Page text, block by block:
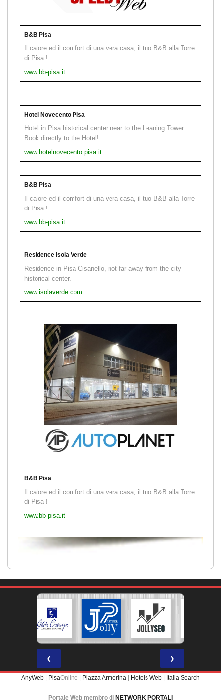
B&B Pisa
Il calore ed il comfort di una vera casa, il tuo B&B alla Torre
di Pisa !
www.bb-pisa.it
Hotel Novecento Pisa
Hotel in Pisa historical center near to the Leaning Tower.
Book directly to the Hotel!
www.hotelnovecento.pisa.it
B&B Pisa
Il calore ed il comfort di una vera casa, il tuo B&B alla Torre
di Pisa !
www.bb-pisa.it
Residence Isola Verde
Residence in Pisa Cisanello, not far away from the city
historical center.
www.isolaverde.com
B&B Pisa
Il calore ed il comfort di una vera casa, il tuo B&B alla Torre
di Pisa !
www.bb-pisa.it
❮ ❯
AnyWeb PisaOnline | Piazza Armerina Hotels Web Italia Search
Portale Web membro di NETWORK PORTALI